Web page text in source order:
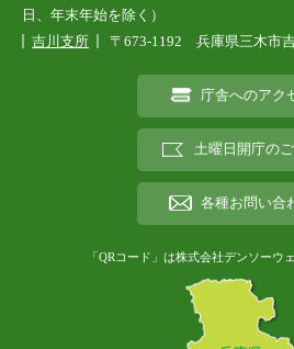
日、年末年始を除く）
吉川支所
〒673-1192 兵庫県三木市
庁舎へのアク
土曜日開庁の
各種お問い合
「QRコード」は株式会社デンソーウ